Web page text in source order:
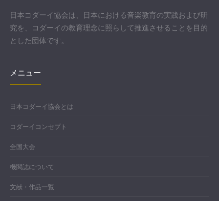
日本コダーイ協会は、日本における音楽教育の実践および研
究を、コダーイの教育理念に照らして推進させることを目的
とした団体です。
メニュー
日本コダーイ協会とは
コダーイコンセプト
全国大会
機関誌について
文献・作品一覧